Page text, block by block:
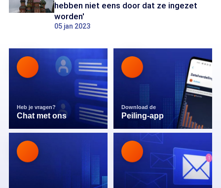
hebben niet eens door dat ze ingezet
worden'
05 jan 2023
Heb je vragen?
Chat met ons
Download de
Peiling-app